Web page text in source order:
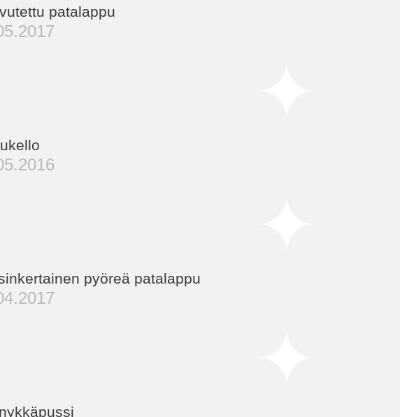
patalappu
pyöreä patalappu